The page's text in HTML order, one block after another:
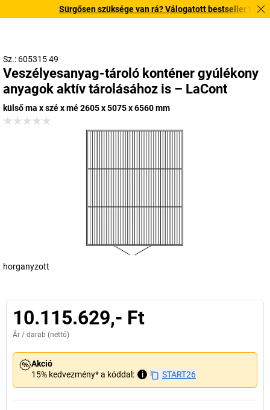
Sürgősen szüksége van rá? Válogatott bestseller
Sz.: 605315 49
Veszélyesanyag-tároló konténer gyúlékony
anyagok aktív tárolásához is – LaCont
külső ma x szé x mé 2605 x 5075 x 6560 mm
horganyzott
10.115.629,- Ft
Ár / darab (nettó)
Akció
15% kedvezmény* a kóddal:
i START26